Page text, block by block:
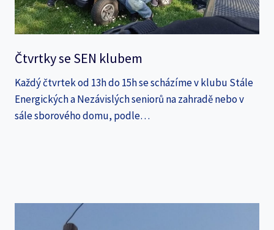
Čtvrtky se SEN klubem
Každý čtvrtek od 13h do 15h se scházíme v klubu Stále
Energických a Nezávislých seniorů na zahradě nebo v
sále sborového domu, podle…